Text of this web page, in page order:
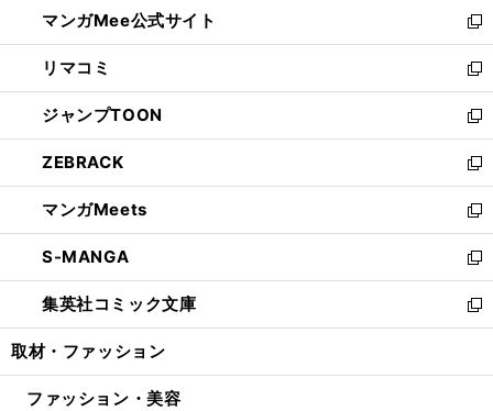
く
ド
ウ
で
開
く
ィ
ン
ド
ウ
で
開
く
い
ウ
ィ
ン
ド
ウ
で
開
く
マンガMee公式サイト
新
し
い
ウ
ィ
ン
ド
ウ
で
開
く
リマコミ
新
し
い
ウ
ィ
ン
ド
ウ
で
開
く
ジャンプTOON
新
し
い
ウ
ィ
ン
ド
ウ
で
開
ZEBRACK
新
し
い
ウ
ィ
ン
ド
ウ
開
マンガMeets
新
し
い
ウ
ィ
ン
ウ
S-MANGA
新
し
い
ウ
ン
集英社コミック文庫
新
し
ウ
取材・ファッション
ファッション・美容